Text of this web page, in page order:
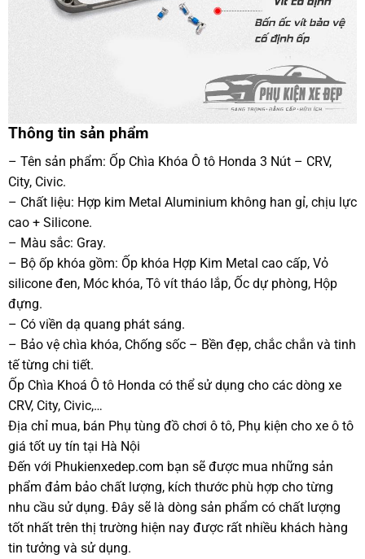
Thông tin sản phẩm
– Tên sản phẩm: Ốp Chìa Khóa Ô tô Honda 3 Nút – CRV,
City, Civic.
– Chất liệu: Hợp kim Metal Aluminium không han gỉ, chịu lực
cao + Silicone.
– Màu sắc: Gray.
– Bộ ốp khóa gồm: Ốp khóa Hợp Kim Metal cao cấp, Vỏ
silicone đen, Móc khóa, Tô vít tháo lắp, Ốc dự phòng, Hộp
đựng.
– Có viền dạ quang phát sáng.
– Bảo vệ chìa khóa, Chống sốc – Bền đẹp, chắc chắn và tinh
tế từng chi tiết.
Ốp Chìa Khoá Ô tô Honda có thể sử dụng cho các dòng xe
CRV, City, Civic,…
Địa chỉ mua, bán Phụ tùng đồ chơi ô tô, Phụ kiện cho xe ô tô
giá tốt uy tín tại Hà Nội
Đến với Phukienxedep.com bạn sẽ được mua những sản
phẩm đảm bảo chất lượng, kích thước phù hợp cho từng
nhu cầu sử dụng. Đây sẽ là dòng sản phẩm có chất lượng
tốt nhất trên thị trường hiện nay được rất nhiều khách hàng
tin tưởng và sử dụng.